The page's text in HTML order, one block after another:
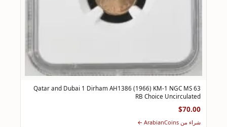
Qatar and Dubai 1 Dirham AH1386 (1966) KM-1 NGC MS 63
RB Choice Uncirculated
$70.00
شراء من ArabianCoins ←